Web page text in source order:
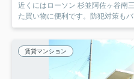
近くにはローソン 杉並阿佐ヶ谷南
た買い物に便利です。防犯対策も
賃貸マンション